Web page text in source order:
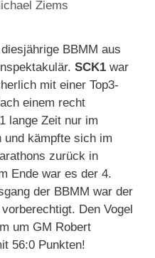
Ziems
BBMM aus
SCK1 war
mit einer Top3-
einem recht
lange Zeit nur im
und kämpfte sich im
zurück in
Ende war es der 4.
der BBMM war der
Den Vogel
um GM Robert
56:0 Punkten!